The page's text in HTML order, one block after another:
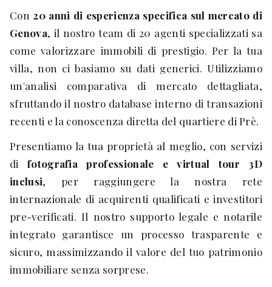
Con 20 anni di esperienza specifica sul mercato di
Genova, il nostro team di 20 agenti specializzati sa
come valorizzare immobili di prestigio. Per la tua
villa, non ci basiamo su dati generici. Utilizziamo
un'analisi comparativa di mercato dettagliata,
sfruttando il nostro database interno di transazioni
recenti e la conoscenza diretta del quartiere di Prè.
Presentiamo la tua proprietà al meglio, con servizi
di fotografia professionale e virtual tour 3D
inclusi, per raggiungere la nostra rete
internazionale di acquirenti qualificati e investitori
pre-verificati. Il nostro supporto legale e notarile
integrato garantisce un processo trasparente e
sicuro, massimizzando il valore del tuo patrimonio
immobiliare senza sorprese.